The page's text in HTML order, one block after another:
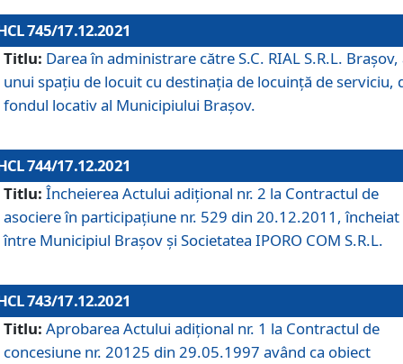
745/17.12.2021
Titlu: Darea în administrare către S.C. RIAL S.R.L. Brașov,
unui spațiu de locuit cu destinația de locuință de serviciu,
fondul locativ al Municipiului Brașov.
744/17.12.2021
Titlu: Încheierea Actului adițional nr. 2 la Contractul de
asociere în participațiune nr. 529 din 20.12.2011, încheiat
între Municipiul Brașov și Societatea IPORO COM S.R.L.
743/17.12.2021
Titlu: Aprobarea Actului adiţional nr. 1 la Contractul de
concesiune nr. 20125 din 29.05.1997 având ca obiect